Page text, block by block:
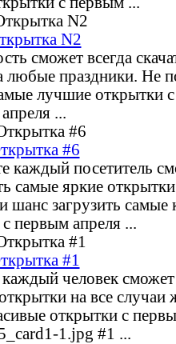
N2
сможет всегда
любые праздники. Не
лучшие открытки
апреля ...
#6
каждый посетитель
самые яркие
шанс загрузить самые
первым апреля ...
#1
человек сможет
на все случаи
открытки с
1.jpg #1 ...